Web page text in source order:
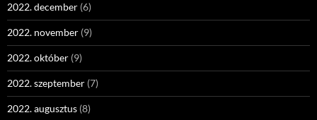
2022. december (6)
2022. november (9)
2022. október (9)
2022. szeptember (7)
2022. augusztus (8)